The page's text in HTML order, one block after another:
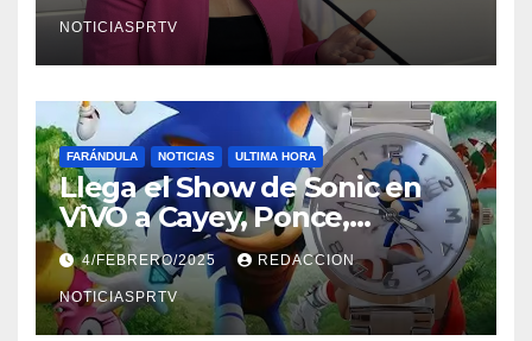
NOTICIASPRTV
FARÁNDULA NOTICIAS ULTIMA HORA
Llega el Show de Sonic en
ViVO a Cayey, Ponce,
Barceloneta y Humacao,
Relojes gratis para el que
compre ahora….
4/FEBRERO/2025 REDACCION
NOTICIASPRTV